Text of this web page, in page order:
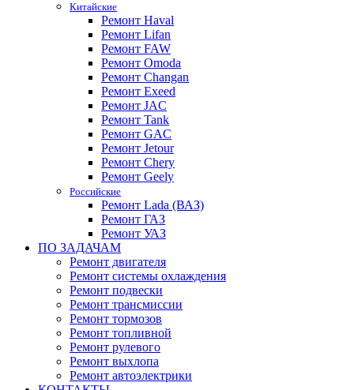
Китайские
Ремонт Haval
Ремонт Lifan
Ремонт FAW
Ремонт Omoda
Ремонт Changan
Ремонт Exeed
Ремонт JAC
Ремонт Tank
Ремонт GAC
Ремонт Jetour
Ремонт Chery
Ремонт Geely
Российские
Ремонт Lada (ВАЗ)
Ремонт ГАЗ
Ремонт УАЗ
ПО ЗАДАЧАМ
Ремонт двигателя
Ремонт системы охлаждения
Ремонт подвески
Ремонт трансмиссии
Ремонт тормозов
Ремонт топливной
Ремонт рулевого
Ремонт выхлопа
Ремонт автоэлектрики